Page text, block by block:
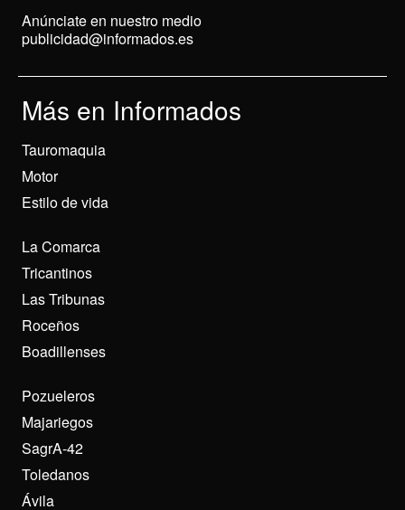
Anúnciate en nuestro medio
publicidad@informados.es
Más en Informados
Tauromaquia
Motor
Estilo de vida
La Comarca
Tricantinos
Las Tribunas
Roceños
Boadillenses
Pozueleros
Majariegos
SagrA-42
Toledanos
Ávila